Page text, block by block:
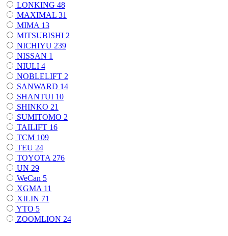
LONKING 48
MAXIMAL 31
MIMA 13
MITSUBISHI 2
NICHIYU 239
NISSAN 1
NIULI 4
NOBLELIFT 2
SANWARD 14
SHANTUI 10
SHINKO 21
SUMITOMO 2
TAILIFT 16
TCM 109
TEU 24
TOYOTA 276
UN 29
WeCan 5
XGMA 11
XILIN 71
YTO 5
ZOOMLION 24